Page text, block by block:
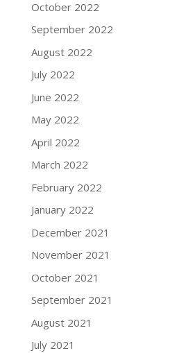
October 2022
September 2022
August 2022
July 2022
June 2022
May 2022
April 2022
March 2022
February 2022
January 2022
December 2021
November 2021
October 2021
September 2021
August 2021
July 2021